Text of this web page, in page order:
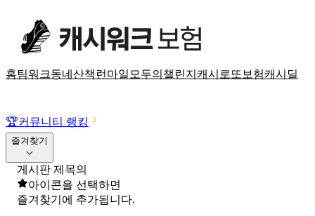
홈팀워크동네산책 런마일 모두의챌린지 캐시로또 보험캐시딜
🏆커뮤니티 랭킹
즐겨찾기
게시판 제목의
아이콘을 선택하면
즐겨찾기에 추가됩니다.